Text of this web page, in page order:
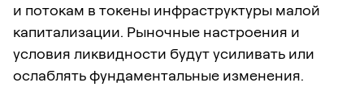
и потокам в токены инфраструктуры малой
капитализации. Рыночные настроения и
условия ликвидности будут усиливать или
ослаблять фундаментальные изменения.